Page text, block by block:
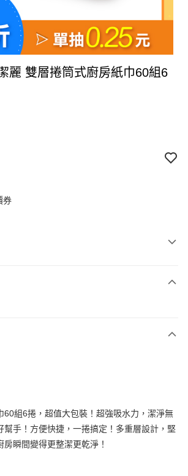
麗 雙層捲筒式廚房紙巾60組6
券
到商品之後才付款」的支付方式。 讓您購物簡單
60組6捲，超值大包裝！超強吸水力，潔淨無
幫手！方便快捷，一捲搞定！多重層設計，堅
房瞬間變得更整潔更乾淨！